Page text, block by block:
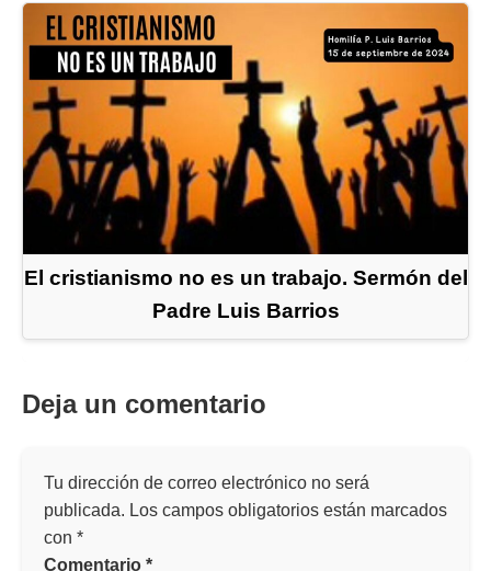
El cristianismo no es un trabajo. Sermón del
Padre Luis Barrios
Deja un comentario
Tu dirección de correo electrónico no será
publicada. Los campos obligatorios están marcados
con *
Comentario *